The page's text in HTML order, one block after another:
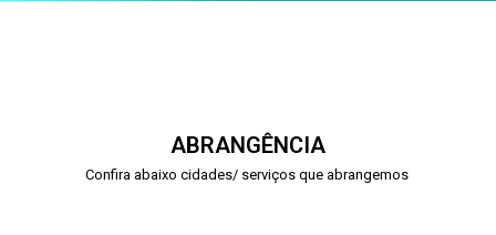
ABRANGÊNCIA
Confira abaixo cidades/ serviços que abrangemos